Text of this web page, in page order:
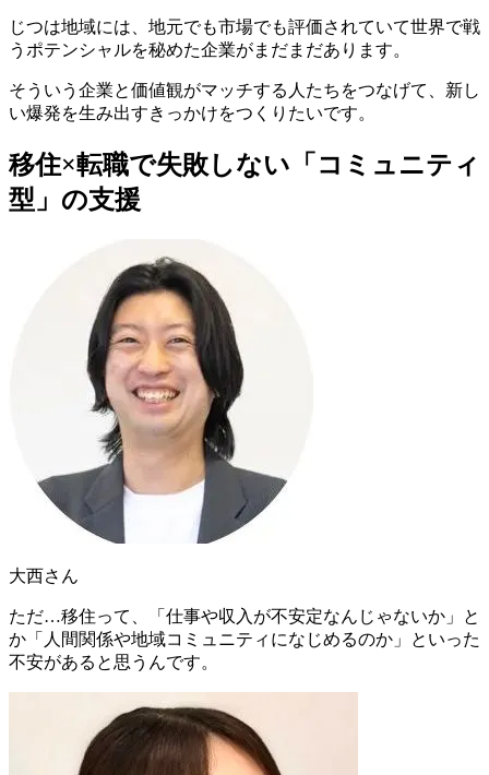
じつは地域には、地元でも市場でも評価されていて世界で戦
うポテンシャルを秘めた企業がまだまだあります。
そういう企業と価値観がマッチする人たちをつなげて、新し
い爆発を生み出すきっかけをつくりたいです。
移住×転職で失敗しない「コミュニティ
型」の支援
大西さん
ただ…移住って、 「仕事や収入が不安定なんじゃないか」
と
か 「人間関係や地域コミュニティになじめるのか」
といった
不安があると思うんです。